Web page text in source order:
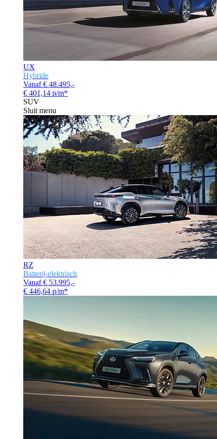
UX
Hybride
Vanaf € 48.495,-
€ 401,14 p/m*
SUV
Sluit menu
RZ
Batterij-elektrisch
Vanaf € 53.995,-
€ 446,64 p/m*